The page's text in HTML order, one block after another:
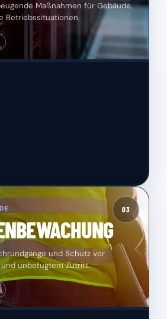
Maßnahmen für Gebäude,
Betriebssituationen.
03
und Schutz vor
und unbefugtem Zutritt.